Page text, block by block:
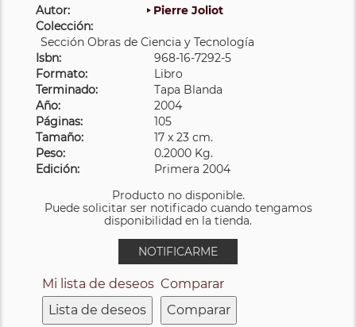
Autor:
Pierre Joliot
Colección:
Sección Obras de Ciencia y Tecnología
Isbn:
968-16-7292-5
Formato:
Libro
Terminado:
Tapa Blanda
Año:
2004
Páginas:
105
Tamaño:
17 x 23 cm.
Peso:
0.2000 Kg.
Edición:
Primera 2004
Producto no disponible.
Puede solicitar ser notificado cuando tengamos
disponibilidad en la tienda.
NOTIFICARME
Mi lista de deseos
Lista de deseos
Comparar
Comparar